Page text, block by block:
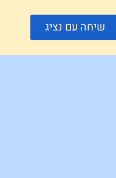
שיחה עם נציג